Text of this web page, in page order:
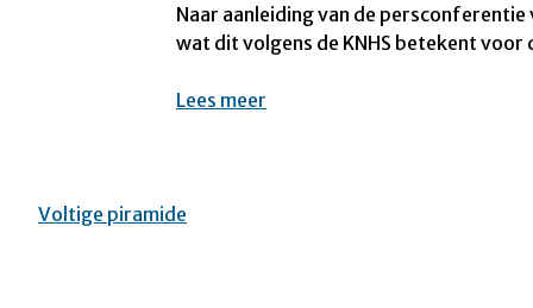
Naar aanleiding van de
wat dit volgens de KNHS betekent voor
Lees meer
Bericht
Voltige piramide